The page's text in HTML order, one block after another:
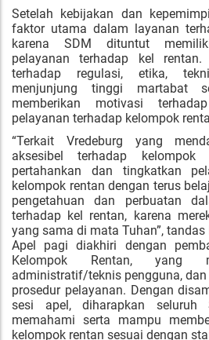
Setelah kebijakan dan
faktor utama dalam layanan
karena SDM dituntut
pelayanan terhadap kel
terhadap regulasi, etika,
menjunjung tinggi martabat
memberikan motivasi
pelayanan terhadap kelompok
“Terkait Vredeburg yang
aksesibel terhadap
pertahankan dan tingkatkan
kelompok rentan dengan terus
pengetahuan dan perbuatan
terhadap kel rentan, karena
yang sama di mata Tuhan”, tandas
Apel pagi diakhiri dengan
Kelompok Rentan, yang
administratif/teknis pengguna,
prosedur pelayanan. Dengan
sesi apel, diharapkan seluruh
memahami serta mampu
kelompok rentan sesuai dengan